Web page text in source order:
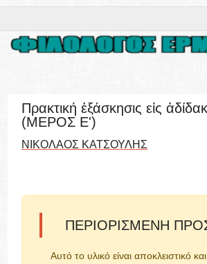
Πρακτική ἐξάσκησις εἰς
(ΜΕΡΟΣ E')
ΝΙΚΟΛΑΟΣ ΚΑΤΣΟΥΛΗΣ
ΠΕΡΙΟΡΙΣΜΈΝΗ
Αυτό το υλικό είναι αποκλειστικό